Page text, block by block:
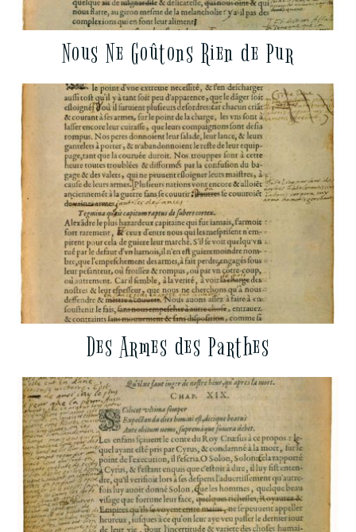
Nous Ne Goûtons Rien de Pur
Des Armes des Parthes